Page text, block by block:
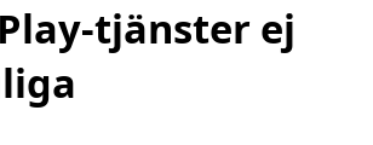
tjänster ej